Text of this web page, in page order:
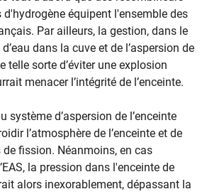
équipent l'ensemble des
Par ailleurs, la gestion, dans le
dans la cuve et de l’aspersion de
telle sorte d’éviter une explosion
menacer l’intégrité de l’enceinte.
système d’aspersion de l’enceinte
l’atmosphère de l’enceinte et de
fission. Néanmoins, en cas
la pression dans l'enceinte de
alors inexorablement, dépassant la